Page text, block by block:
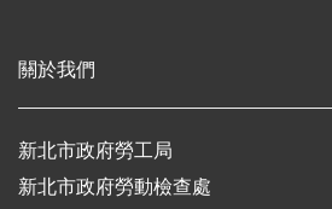
關於我們
新北市政府勞工局
新北市政府勞動檢查處